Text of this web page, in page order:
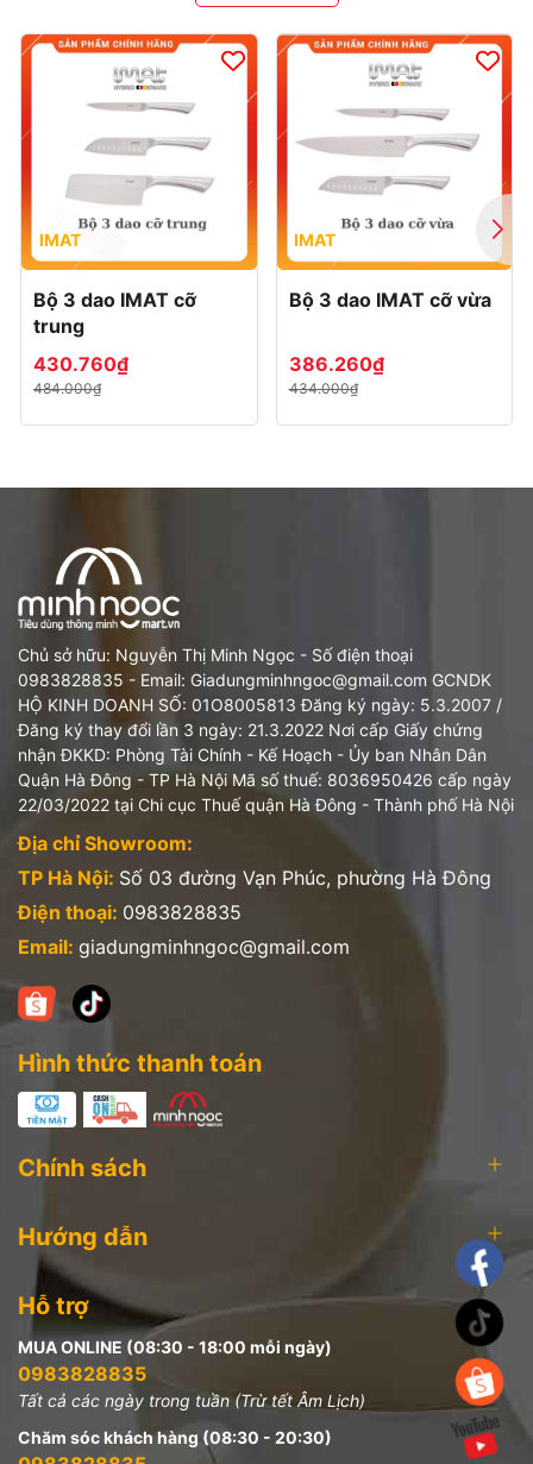
IMAT
Bộ 3 dao IMAT cỡ
trung
430.760₫
484.000₫
IMAT
Bộ 3 dao IMAT cỡ vừa
386.260₫
434.000₫
Chủ sở hữu: Nguyễn Thị Minh Ngọc - Số điện thoại
0983828835 - Email: Giadungminhngoc@gmail.com GCNDK
HỘ KINH DOANH SỐ: 01O8005813 Đăng ký ngày: 5.3.2007 /
Đăng ký thay đổi lần 3 ngày: 21.3.2022 Nơi cấp Giấy chứng
nhận ĐKKD: Phòng Tài Chính - Kế Hoạch - Ủy ban Nhân Dân
Quận Hà Đông - TP Hà Nội Mã số thuế: 8036950426 cấp ngày
22/03/2022 tại Chi cục Thuế quận Hà Đông - Thành phố Hà Nội
Địa chỉ Showroom:
TP Hà Nội: Số 03 đường Vạn Phúc, phường Hà Đông
Điện thoại: 0983828835
Email: giadungminhngoc@gmail.com
Hình thức thanh toán
Chính sách
Hướng dẫn
Hỗ trợ
MUA ONLINE (08:30 - 18:00 mỗi ngày)
0983828835
Tất cả các ngày trong tuần (Trừ tết Âm Lịch)
Chăm sóc khách hàng (08:30 - 20:30)